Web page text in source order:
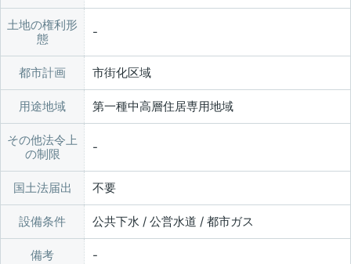
土地の権利形
態
都市計画 市街化区域
用途地域 第一種中高層住居専用地域
その他法令上
の制限
国土法届出 不要
設備条件 公共下水 / 公営水道 / 都市ガス
備考